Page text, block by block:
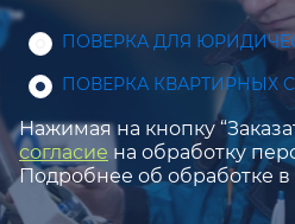
ПОВЕРКА ДЛЯ
ПОВЕРКА КВАРТИРНЫХ
Нажимая на кнопку
согласие на обработку
Подробнее об обработке в